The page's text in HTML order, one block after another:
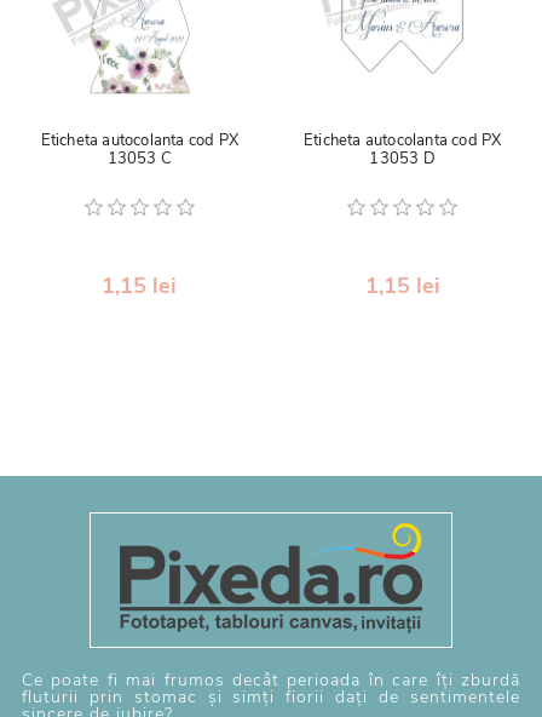
Eticheta autocolanta cod PX
13053 C
1,15 lei
Eticheta autocolanta cod PX
13053 D
1,15 lei
Ce poate fi mai frumos decât perioada în care îți zburdă
fluturii prin stomac și simți fiorii dați de sentimentele